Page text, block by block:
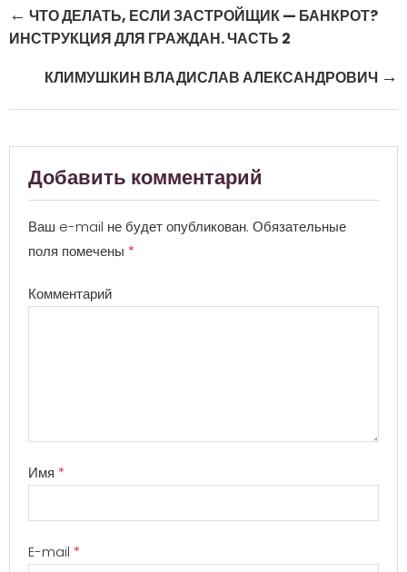
Post navigation
← ЧТО ДЕЛАТЬ, ЕСЛИ ЗАСТРОЙЩИК — БАНКРОТ?
ИНСТРУКЦИЯ ДЛЯ ГРАЖДАН. ЧАСТЬ 2
КЛИМУШКИН ВЛАДИСЛАВ АЛЕКСАНДРОВИЧ →
Добавить комментарий
Ваш e-mail не будет опубликован. Обязательные
поля помечены *
Комментарий
Имя *
E-mail *